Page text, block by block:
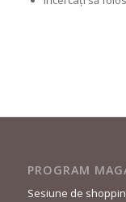
PROGRAM
Sesiune de